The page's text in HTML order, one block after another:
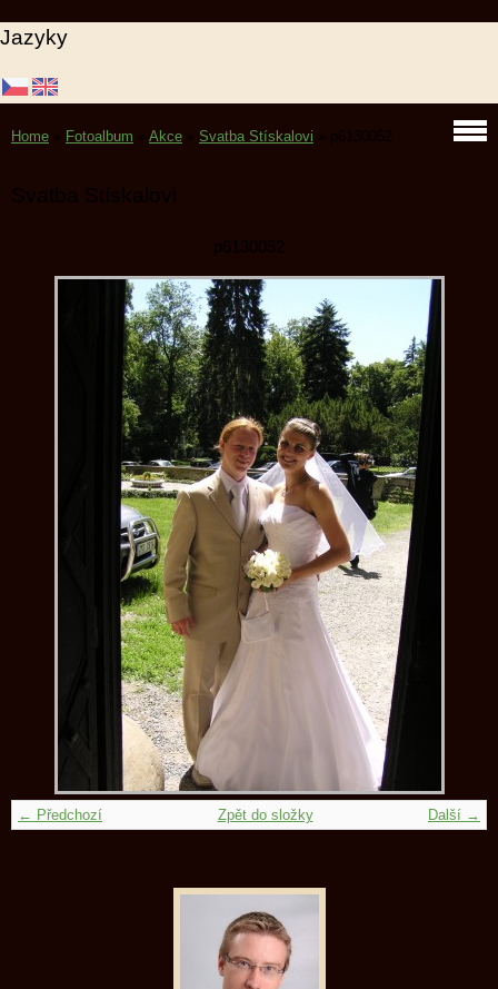
Jazyky
Home Fotoalbum Akce Svatba Stískalovi p6130052
Svatba Stískalovi
p6130052
← Předchozí Další →
Zpět do složky